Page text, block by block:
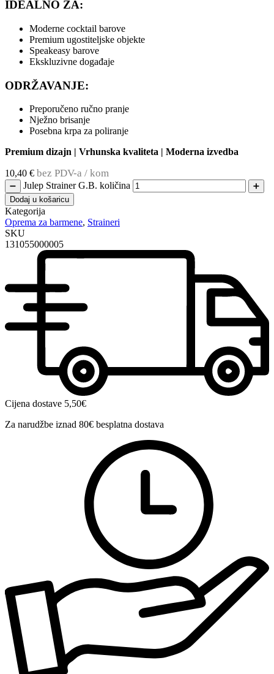
IDEALNO ZA:
Moderne cocktail barove
Premium ugostiteljske objekte
Speakeasy barove
Ekskluzivne događaje
ODRŽAVANJE:
Preporučeno ručno pranje
Nježno brisanje
Posebna krpa za poliranje
Premium dizajn | Vrhunska kvaliteta | Moderna izvedba
10,40 € bez PDV-a / kom
➖ Julep Strainer G.B. količina
➕
Dodaj u košaricu
Kategorija
Oprema za barmene, Straineri
SKU
131055000005
Cijena dostave 5,50€
Za narudžbe iznad 80€ besplatna dostava